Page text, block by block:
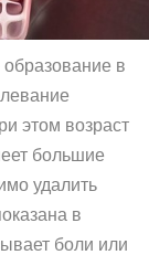
образование в
этом возраст
большие
удалить
в
боли или